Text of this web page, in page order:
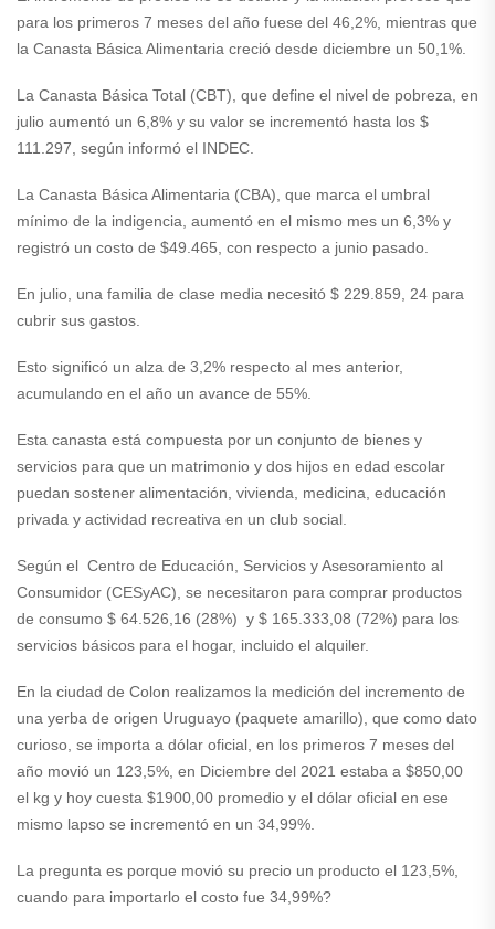
para los primeros 7 meses del año fuese del 46,2%, mientras que
la Canasta Básica Alimentaria creció desde diciembre un 50,1%.
La Canasta Básica Total (CBT), que define el nivel de pobreza, en
julio aumentó un 6,8% y su valor se incrementó hasta los $
111.297, según informó el INDEC.
La Canasta Básica Alimentaria (CBA), que marca el umbral
mínimo de la indigencia, aumentó en el mismo mes un 6,3% y
registró un costo de $49.465, con respecto a junio pasado.
En julio, una familia de clase media necesitó $ 229.859, 24 para
cubrir sus gastos.
Esto significó un alza de 3,2% respecto al mes anterior,
acumulando en el año un avance de 55%.
Esta canasta está compuesta por un conjunto de bienes y
servicios para que un matrimonio y dos hijos en edad escolar
puedan sostener alimentación, vivienda, medicina, educación
privada y actividad recreativa en un club social.
Según el Centro de Educación, Servicios y Asesoramiento al
Consumidor (CESyAC), se necesitaron para comprar productos
de consumo $ 64.526,16 (28%) y $ 165.333,08 (72%) para los
servicios básicos para el hogar, incluido el alquiler.
En la ciudad de Colon realizamos la medición del incremento de
una yerba de origen Uruguayo (paquete amarillo), que como dato
curioso, se importa a dólar oficial, en los primeros 7 meses del
año movió un 123,5%, en Diciembre del 2021 estaba a $850,00
el kg y hoy cuesta $1900,00 promedio y el dólar oficial en ese
mismo lapso se incrementó en un 34,99%.
La pregunta es porque movió su precio un producto el 123,5%,
cuando para importarlo el costo fue 34,99%?